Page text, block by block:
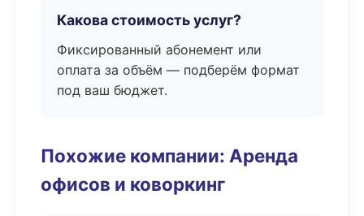
Какова стоимость услуг?
Фиксированный абонемент или
оплата за объём — подберём формат
под ваш бюджет.
Похожие компании: Аренда
офисов и коворкинг